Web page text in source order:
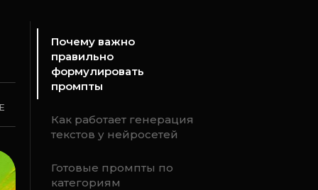
Почему важно
правильно
формулировать
промпты
Как работает генерация
текстов у нейросетей
Готовые промпты по
категориям